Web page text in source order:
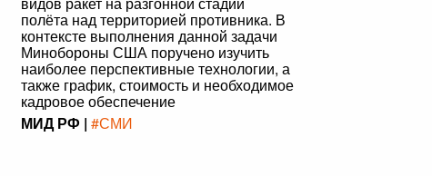
полёта над территорией противника. В
контексте выполнения данной задачи
Минобороны США поручено изучить
наиболее перспективные технологии, а
также график, стоимость и необходимое
кадровое обеспечение
МИД РФ | #СМИ